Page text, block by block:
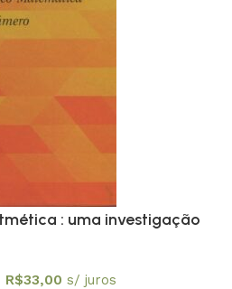
: uma investigação
R$33,00 s/ juros